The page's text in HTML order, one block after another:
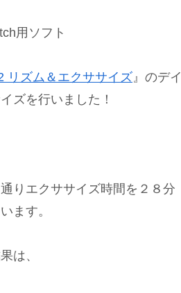
用ソフト
リズム＆エクササイズ』のデイ
ズを行いました！
りエクササイズ時間を２８分
ます。
は、